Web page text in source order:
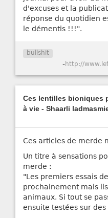
d'excuses et la
réponse du quotidien
le démentis !!!".
bullshit
-
Ces lentilles bioniques
à vie - Shaarli
Ces articles de merde
Un titre à sensations
merde :
"Les premiers essais
prochainement mais
animaux. Si tout se
ensuite testées sur